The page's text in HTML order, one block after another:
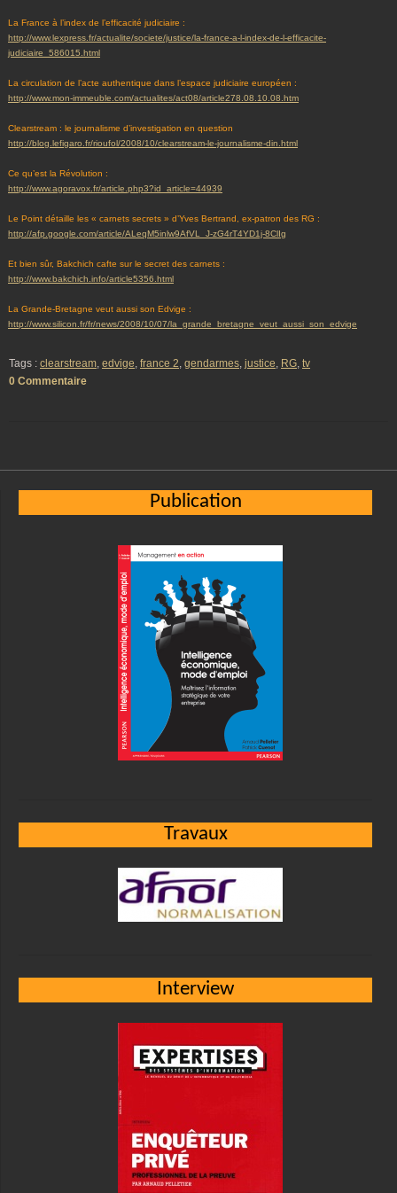
La France à l’index de l’efficacité judiciaire :
http://www.lexpress.fr/actualite/societe/justice/la-france-a-l-index-de-l-efficacite-
judiciaire_586015.html
La circulation de l’acte authentique dans l’espace judiciaire européen :
http://www.mon-immeuble.com/actualites/act08/article278.08.10.08.htm
Clearstream : le journalisme d’investigation en question
http://blog.lefigaro.fr/rioufol/2008/10/clearstream-le-journalisme-din.html
Ce qu’est la Révolution :
http://www.agoravox.fr/article.php3?id_article=44939
Le Point détaille les « carnets secrets » d’Yves Bertrand, ex-patron des RG :
http://afp.google.com/article/ALeqM5inlw9AfVL_J-zG4rT4YD1j-8ClIg
Et bien sûr, Bakchich cafte sur le secret des carnets :
http://www.bakchich.info/article5356.html
La Grande-Bretagne veut aussi son Edvige :
http://www.silicon.fr/fr/news/2008/10/07/la_grande_bretagne_veut_aussi_son_edvige
Tags : clearstream, edvige, france 2, gendarmes, justice, RG, tv
0 Commentaire
Publication
Travaux
Interview